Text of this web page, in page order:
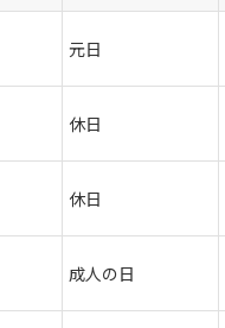
元日
休日
休日
成人の日